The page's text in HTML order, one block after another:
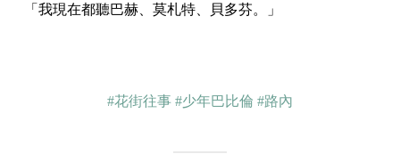
「我現在都聽巴赫、莫札特、貝多芬。」
#花街往事 #少年巴比倫 #路內